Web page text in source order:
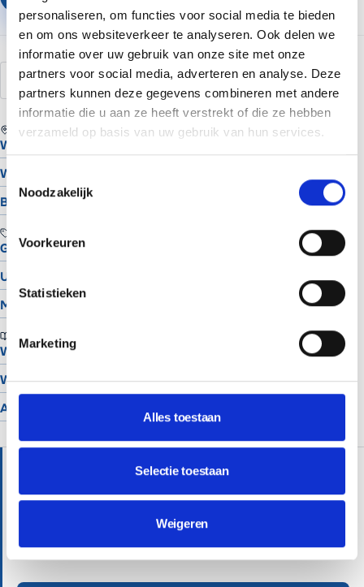
personaliseren, om functies voor social media te bieden
en om ons websiteverkeer te analyseren. Ook delen we
informatie over uw gebruik van onze site met onze
partners voor social media, adverteren en analyse. Deze
partners kunnen deze gegevens combineren met andere
informatie die u aan ze heeft verstrekt of die ze hebben
verzameld op basis van uw gebruik van hun services.
Toestemmingsselectie
Noodzakelijk
Voorkeuren
Statistieken
Marketing
Alles toestaan
Selectie toestaan
Weigeren
media afbeeldingen uploaden bibliotheek
REGIO
Website laten maken in Assen
Website laten maken in Groningen
Bekijk alle locaties
Gratis Logo Maker
UTM Builder
Meta Snippet Generator
BRANCHES
Website voor schilders
Website voor hoveniers
Alle branches
Wij helpen je graag verder met persoonlijk advies.
Professionele websites vanaf €699 of €65 per
maand inclusief beheer.